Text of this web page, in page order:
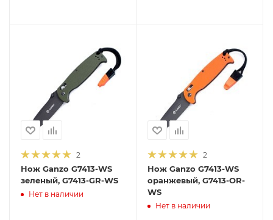
2
Нож Ganzo G7413-WS
зеленый, G7413-GR-WS
Нет в наличии
2
Нож Ganzo G7413-WS
оранжевый, G7413-OR-
WS
Нет в наличии